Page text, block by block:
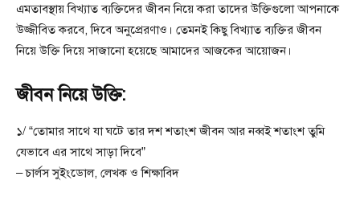
এমতাবস্থায় বিখ্যাত ব্যক্তিদের জীবন নিয়ে করা তাদের উক্তিগুলো আপনাকে
উজ্জীবিত করবে, দিবে অনুপ্রেরণাও। তেমনই কিছু বিখ্যাত ব্যক্তির জীবন
নিয়ে উক্তি দিয়ে সাজানো হয়েছে আমাদের আজকের আয়োজন।
জীবন নিয়ে উক্তি:
১/ “তোমার সাথে যা ঘটে তার দশ শতাংশ জীবন আর নব্বই শতাংশ তুমি
যেভাবে এর সাথে সাড়া দিবে”
– চার্লস সুইংডোল, লেখক ও শিক্ষাবিদ